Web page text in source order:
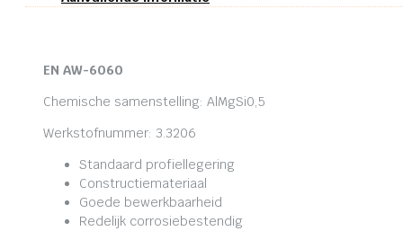
EN AW-6060
Chemische samenstelling: AlMgSi0,5
Werkstofnummer: 3.3206
Standaard profiellegering
Constructiemateriaal
Goede bewerkbaarheid
Redelijk corrosiebestendig